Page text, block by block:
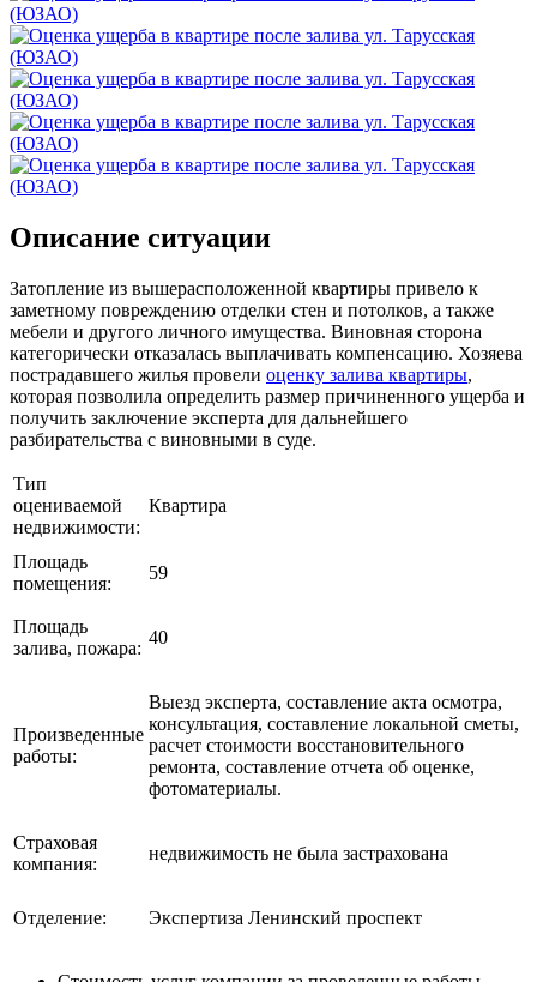
Описание ситуации
Затопление из вышерасположенной квартиры привело к
заметному повреждению отделки стен и потолков, а также
мебели и другого личного имущества. Виновная сторона
категорически отказалась выплачивать компенсацию. Хозяева
пострадавшего жилья провели оценку залива квартиры,
которая позволила определить размер причиненного ущерба и
получить заключение эксперта для дальнейшего
разбирательства с виновными в суде.
Тип
оцениваемой
недвижимости:
Квартира
Площадь
помещения:
59
Площадь
залива, пожара:
40
Произведенные
работы:
Выезд эксперта, составление акта осмотра,
консультация, составление локальной сметы,
расчет стоимости восстановительного
ремонта, составление отчета об оценке,
фотоматериалы.
Страховая
компания:
недвижимость не была застрахована
Отделение: Экспертиза Ленинский проспект